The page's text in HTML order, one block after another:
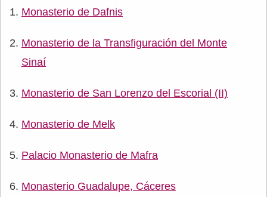
Monasterio de Dafnis
Monasterio de la Transfiguración del Monte
Sinaí
Monasterio de San Lorenzo del Escorial (II)
Monasterio de Melk
Palacio Monasterio de Mafra
Monasterio Guadalupe, Cáceres